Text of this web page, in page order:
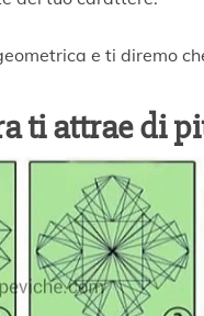
e ti diremo
ti attrae di